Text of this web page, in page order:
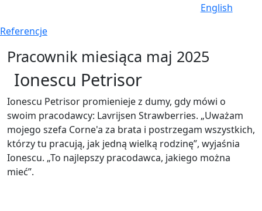
English
Referencje
Pracownik miesiąca maj 2025
Ionescu Petrisor
Ionescu Petrisor promienieje z dumy, gdy mówi o
swoim pracodawcy: Lavrijsen Strawberries. „Uważam
mojego szefa Corne'a za brata i postrzegam wszystkich,
którzy tu pracują, jak jedną wielką rodzinę”, wyjaśnia
Ionescu. „To najlepszy pracodawca, jakiego można
mieć”.